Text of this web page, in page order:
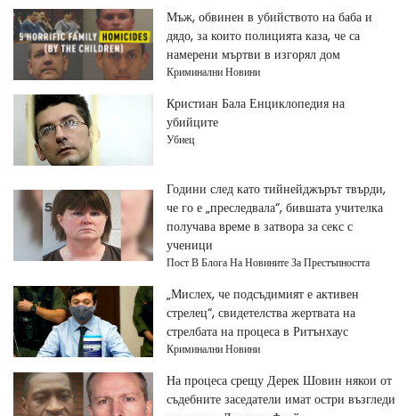
Мъж, обвинен в убийството на баба и
дядо, за които полицията каза, че са
намерени мъртви в изгорял дом
Криминални Новини
Кристиан Бала Енциклопедия на
убийците
Убиец
Години след като тийнейджърът твърди,
че го е „преследвала“, бившата учителка
получава време в затвора за секс с
ученици
Пост В Блога На Новините За Престъпността
„Мислех, че подсъдимият е активен
стрелец“, свидетелства жертвата на
стрелбата на процеса в Ритънхаус
Криминални Новини
На процеса срещу Дерек Шовин някои от
съдебните заседатели имат остри възгледи